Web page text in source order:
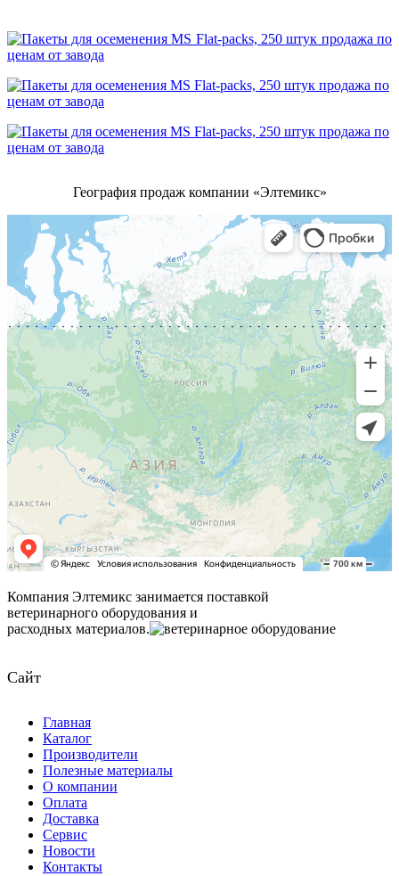
География продаж компании «Элтемикс»
Компания Элтемикс занимается поставкой
ветеринарного оборудования и
расходных материалов.
Сайт
Главная
Каталог
Производители
Полезные материалы
О компании
Оплата
Доставка
Сервис
Новости
Контакты